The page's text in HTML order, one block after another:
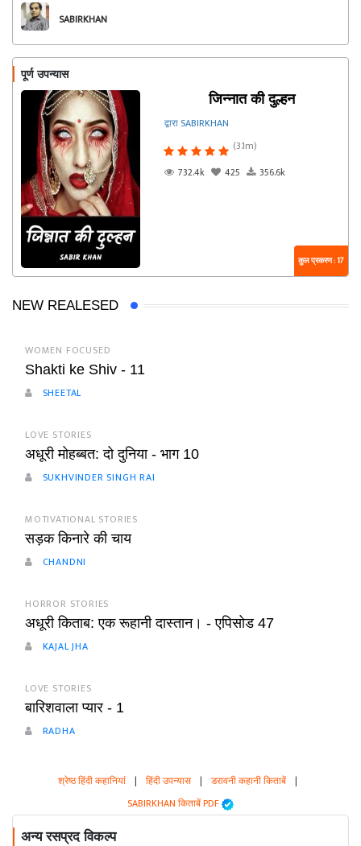
SABIRKHAN
पूर्ण उपन्यास
जिन्नात की दुल्हन
द्वारा SABIRKHAN
(3.1m)
732.4k
425 356.6k
कुल प्रकरण : 17
NEW REALESED
WOMEN FOCUSED
Shakti ke Shiv - 11
SHEETAL
LOVE STORIES
अधूरी मोहब्बत: दो दुनिया - भाग 10
SUKHVINDER SINGH RAI
MOTIVATIONAL STORIES
सड़क किनारे की चाय
CHANDNI
HORROR STORIES
अधूरी किताब: एक रूहानी दास्तान। - एपिसोड 47
KAJAL JHA
LOVE STORIES
बारिशवाला प्यार - 1
RADHA
श्रेष्ठ हिंदी कहानियां | हिंदी उपन्यास | डरावनी कहानी किताबें |
SABIRKHAN किताबें PDF
अन्य रसप्रद विकल्प